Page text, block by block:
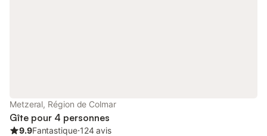
Metzeral, Région de Colmar
Gîte pour 4 personnes
9.9Fantastique⋅124 avis